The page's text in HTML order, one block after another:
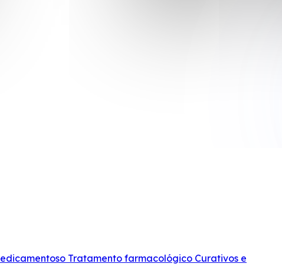
Tratamento farmacológico Curativos e